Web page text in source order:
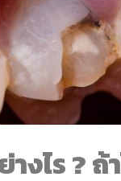
างไร ? ถ้